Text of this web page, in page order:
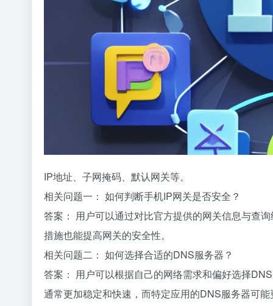
IP地址、子网掩码、默认网关等。
相关问题一： 如何判断手机IP网关是否安全？
答案： 用户可以通过对比官方提供的网关信息与查
措施也能提高网关的安全性。
相关问题二： 如何选择合适的DNS服务器？
答案： 用户可以根据自己的网络需求和偏好选择
通常更加稳定和快速，而特定应用的DNS服务器可